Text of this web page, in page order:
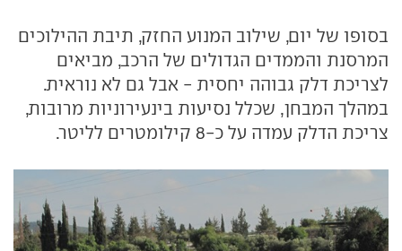
בסופו של יום, שילוב המנוע החזק, תיבת ההילוכים
המרסנת והממדים הגדולים של הרכב, מביאים
לצריכת דלק גבוהה יחסית - אבל גם לא נוראית.
במהלך המבחן, שכלל נסיעות בינעירוניות מרובות,
צריכת הדלק עמדה על כ-8 קילומטרים לליטר.